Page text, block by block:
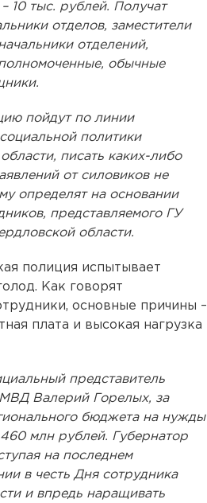
10 тыс. рублей. Получат
отделов, заместители
отделений,
обычные
пойдут по линии
политики
писать каких-либо
от силовиков не
определят на основании
представляемого ГУ
области.
полиция испытывает
Как говорят
основные причины –
плата и высокая нагрузка
представитель
МВД Валерий Горелых, за
бюджета на нужды
млн рублей. Губернатор
на последнем
в честь Дня сотрудника
и впредь наращивать